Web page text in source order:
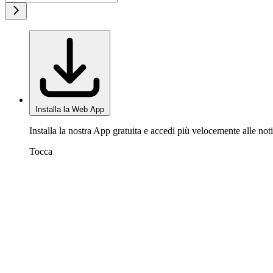
Installa la Web App
Installa la nostra App gratuita e accedi più velocemente alle
Tocca